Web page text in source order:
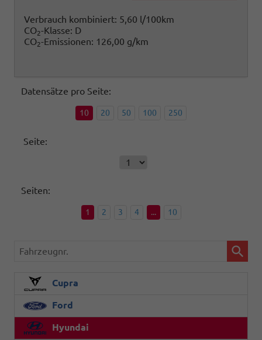
Verbrauch kombiniert: 5,60 l/100km
CO2-Klasse: D
CO2-Emissionen: 126,00 g/km
Datensätze pro Seite:
10 20 50 100 250
Seite:
Seiten:
1 2 3 4 ... 10
Fahrzeugnr.
Cupra
Ford
Hyundai